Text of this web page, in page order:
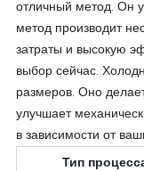
отличный метод. Он
метод производит
затраты и высокую
выбор сейчас.
размеров. Оно
улучшает
в зависимости от
Тип